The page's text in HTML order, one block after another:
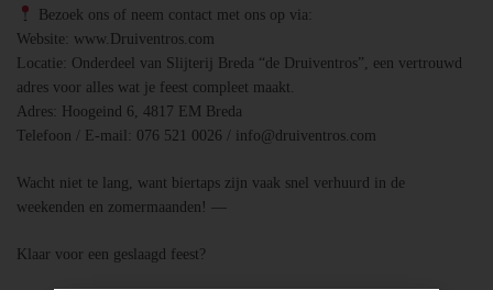
Bezoek ons of neem contact met ons op via:
Website: www.Druiventros.com
Locatie: Onderdeel van Slijterij Breda “de Druiventros”, een vertrouwd
adres voor alles wat je feest compleet maakt.
Adres: Hoogeind 6, 4817 EM Breda
Telefoon / E-mail: 076 521 0026 / info@druiventros.com
Wacht niet te lang, want biertaps zijn vaak snel verhuurd in de
weekenden en zomermaanden! —
Klaar voor een geslaagd feest?